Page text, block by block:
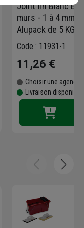
Joint fin Blanc
murs - 1 à 4 mm
Alupack de 5 KG
Code : 11931-1
11,26 €
Choisir une agence
Livraison disponible